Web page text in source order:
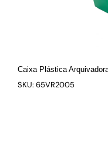
Caixa Plástica
SKU: 65VR2005